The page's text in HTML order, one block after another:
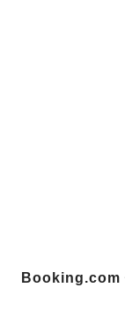
Booking.com